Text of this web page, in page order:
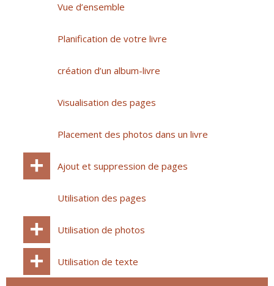
Vue d’ensemble
Planification de votre livre
création d’un album-livre
Visualisation des pages
Placement des photos dans un livre
Ajout et suppression de pages
Utilisation des pages
Utilisation de photos
Utilisation de texte